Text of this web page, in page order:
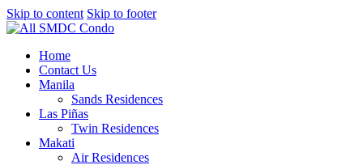
Skip to content Skip to footer
Home
Contact Us
Manila
Sands Residences
Las Piñas
Twin Residences
Makati
Air Residences